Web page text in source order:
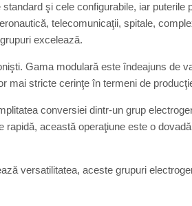
şi cele configurabile, iar puterile
telecomunicaţii, spitale,
excelează.
Gama modulară este îndeajuns de
mai stricte cerinţe în termeni de
conversiei dintr-un grup
această operaţiune este o
versatilitatea, aceste grupuri